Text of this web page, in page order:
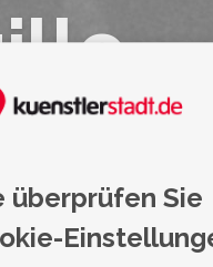
überprüfen Sie